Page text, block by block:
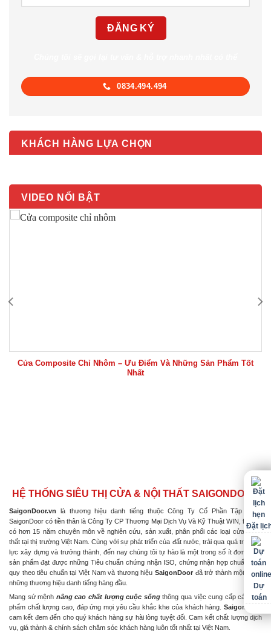
0834.494.494
KHÁCH HÀNG LỰA CHỌN
VIDEO NỔI BẬT
Cửa Composite Chỉ Nhôm – Ưu Điểm Và Những Sản Phẩm Tốt
Nhất
HỆ THỐNG SIÊU THỊ CỬA & NỘI THẤT SAIGONDOOR
SaigonDoor.vn là thương hiệu danh tiếng thuộc Công Ty Cổ Phần Tập Đoàn
SaigonDoor có tiền thân là Công Ty CP Thương Mại Dịch Vụ Và Kỹ Thuật WIN, Đơn vị
có hơn 15 năm chuyên môn về nghiên cứu, sản xuất, phân phối các loại cửa & nội
thất tại thị trường Việt Nam. Cùng với sự phát triển của đất nước, trải qua quá trình nỗ
lực xây dựng và trưởng thành, đến nay chúng tôi tự hào là một trong số ít đơn vị có
sản phẩm đạt được những Tiêu chuẩn chứng nhận ISO, chứng nhận hợp chuẩn hợp
quy theo tiêu chuẩn tại Việt Nam và thương hiệu SaigonDoor đã trở thành một trong
những thương hiệu danh tiếng hàng đầu.
Mang sứ mệnh nâng cao chất lượng cuộc sốngthông qua việc cung cấp các sản
phẩm chất lượng cao, đáp ứng mọi yêu cầu khắc khe của khách hàng. SaigonDoor
cam kết đem đến cho quý khách hàng sự hài lòng tuyệt đối. Cam kết chất lượng dịch
vụ, giá thành & chính sách chăm sóc khách hàng luôn tốt nhất tại Việt Nam.
Đặt
Dự
toán